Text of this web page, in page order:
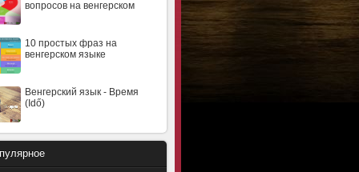
вопросов на венгерском
10 простых фраз на
венгерском языке
Венгерский язык - Время
(Idő)